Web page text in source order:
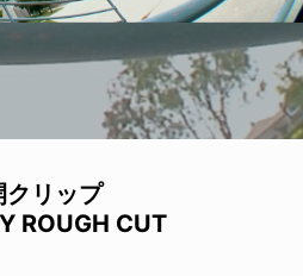
クリップ
ROUGH CUT